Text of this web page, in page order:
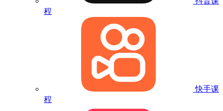
程
快手课
程